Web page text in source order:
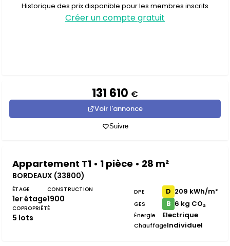
Historique des prix disponible pour les membres inscrits
Créer un compte gratuit
131 610 €
Voir l'annonce
Suivre
Appartement T1 • 1 pièce • 28 m²
BORDEAUX (33800)
ÉTAGE
1er étage
CONSTRUCTION
1900
COPROPRIÉTÉ
5 lots
DPE D 209 kWh/m²
GES B 6 kg CO₂
Énergie Electrique
ChauffageIndividuel